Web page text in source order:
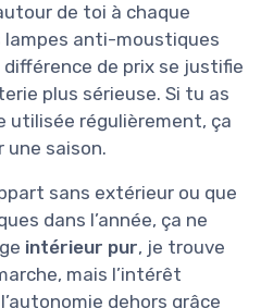
de toi à chaque
lampes anti-moustiques
de prix se justifie
plus sérieuse. Si tu as
utilisée régulièrement, ça
saison.
sans extérieur ou que
dans l’année, ça ne
intérieur pur, je trouve
mais l’intérêt
dehors grâce